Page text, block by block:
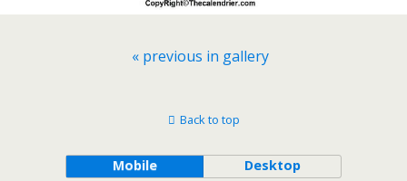
« previous in gallery
Back to top
Mobile Desktop